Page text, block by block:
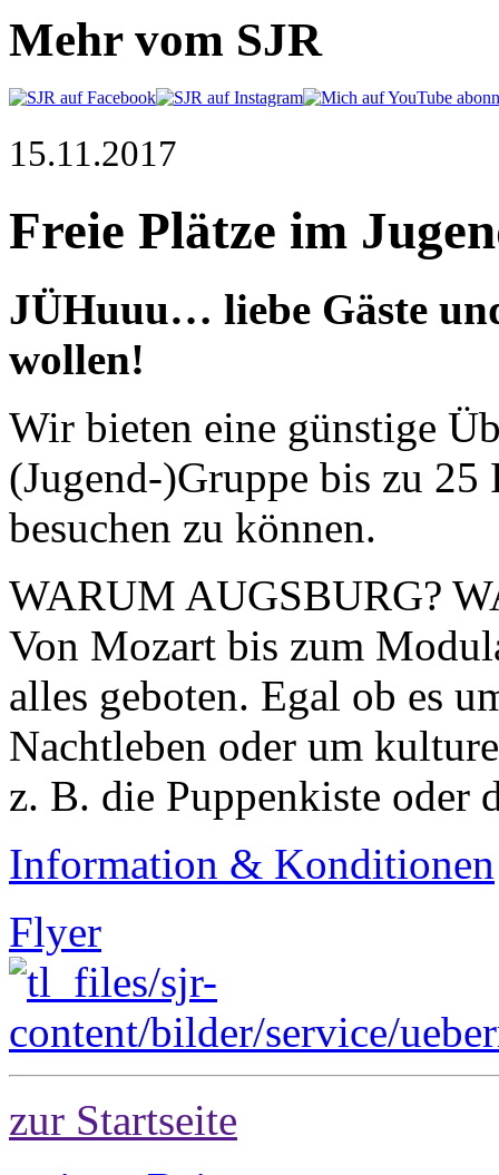
Mehr vom SJR
15.11.2017
Freie Plätze im
JÜHuuu… liebe Gäste
wollen!
Wir bieten eine günstige
(Jugend-)Gruppe bis zu 25
besuchen zu können.
WARUM AUGSBURG?
Von Mozart bis zum
alles geboten. Egal ob es
Nachtleben oder um
z. B. die Puppenkiste oder
Information & Konditionen
Flyer
zur Startseite